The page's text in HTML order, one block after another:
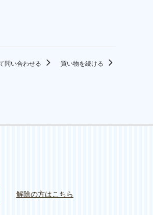
問い合わせる 買い物を続ける
解除の方はこちら